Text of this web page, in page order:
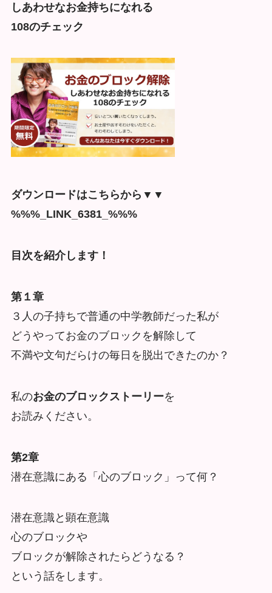
しあわせなお金持ちになれる
108のチェック
ダウンロードはこちらから▼▼
%%%_LINK_6381_%%%
目次を紹介します！
第１章
３人の子持ちで普通の中学教師だった私が
どうやってお金のブロックを解除して
不満や文句だらけの毎日を脱出できたのか？
私のお金のブロックストーリーを
お読みください。
第2章
潜在意識にある「心のブロック」って何？
潜在意識と顕在意識
心のブロックや
ブロックが解除されたらどうなる？
という話をします。